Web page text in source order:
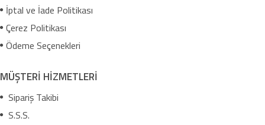
İptal ve İade Politikası
Çerez Politikası
Ödeme Seçenekleri
MÜŞTERİ HİZMETLERİ
Sipariş Takibi
S.S.S.